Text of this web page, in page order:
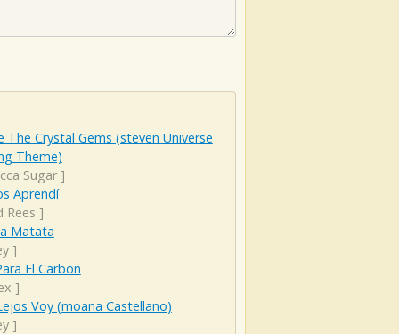
The Crystal Gems (steven Universe
Theme)
Sugar]
Aprendí
Rees ]
Matata
]
El Carbon
]
Voy (moana Castellano)
]